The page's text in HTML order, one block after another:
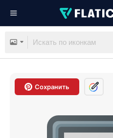
Сохранить